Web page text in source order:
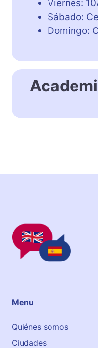
Viernes:
Sábado:
Domingo:
Menu
Quiénes somos
Ciudades